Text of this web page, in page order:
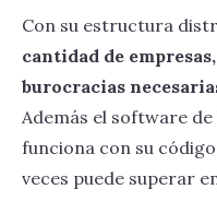
Con su estructura
cantidad de
burocracias
Además el software de
funciona con su
veces puede superar